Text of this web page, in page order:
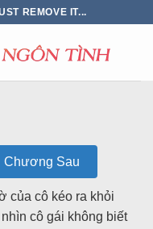
REMOVE IT...
Chương Sau
của cô kéo ra khỏi
cô gái không biết